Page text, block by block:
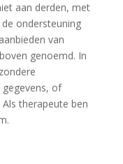
aan derden, met
ondersteuning
van
genoemd. In
of
therapeute ben